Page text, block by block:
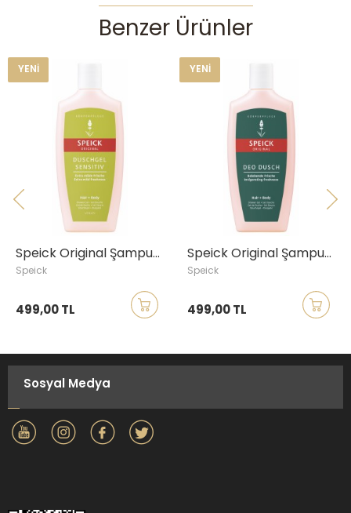
Benzer Ürünler
YENI
Speick Original Şampuan ve Duş Jeli, Hassas Ciltler, 250ml
Speick
499,00 TL
YENI
Speick Original Şampuan ve Duş Jeli, 250ml
Speick
499,00 TL
Sosyal Medya